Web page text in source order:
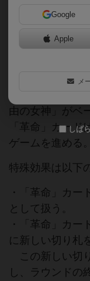
「革命」を起
エッセン2010
デザインは画
由の女神」がベ
「革命」カード
ゲームを進める。
特殊効果は以下
・「革命」カー
として扱う。
・「革命」カー
に新しい切り札
この新しい切
し、ラウンドの
Google
Apple
メ
しば